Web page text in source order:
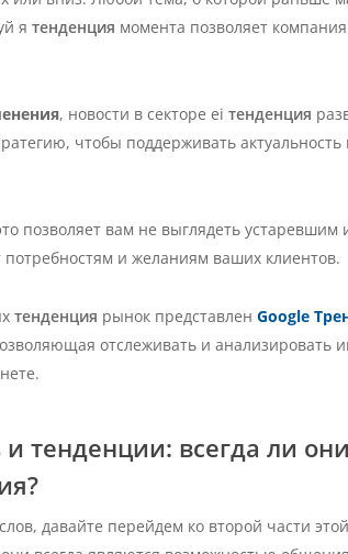
я тенденция момента позволяет
, новости в секторе ei тенденция
чтобы поддерживать
позволяет вам не выглядеть
потребностям и желаниям ваших клиентов.
тенденция рынок представлен Google
отслеживать и анализировать
тенденции: всегда ли
давайте перейдем ко второй части